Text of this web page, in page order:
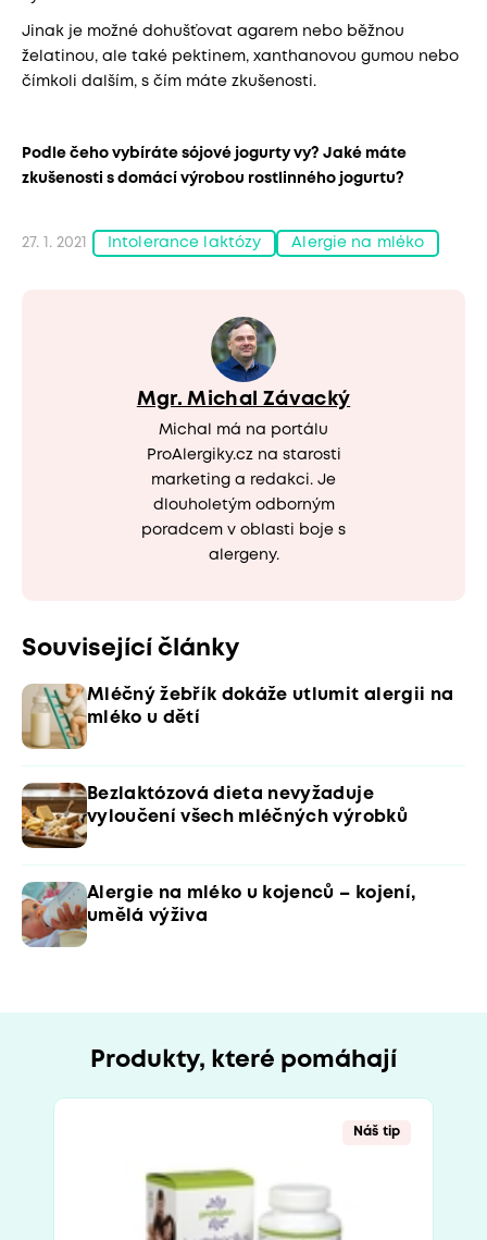
Jinak je možné dohušťovat agarem nebo běžnou
želatinou, ale také pektinem, xanthanovou gumou nebo
čímkoli dalším, s čím máte zkušenosti.
Podle čeho vybíráte sójové jogurty vy? Jaké máte
zkušenosti s domácí výrobou rostlinného jogurtu?
27. 1. 2021 Intolerance laktózy Alergie na mléko
Mgr. Michal Závacký
Michal má na portálu
ProAlergiky.cz na starosti
marketing a redakci. Je
dlouholetým odborným
poradcem v oblasti boje s
alergeny.
Související články
Mléčný žebřík dokáže utlumit alergii na
mléko u dětí
Bezlaktózová dieta nevyžaduje
vyloučení všech mléčných výrobků
Alergie na mléko u kojenců – kojení,
umělá výživa
Produkty, které pomáhají
Náš tip